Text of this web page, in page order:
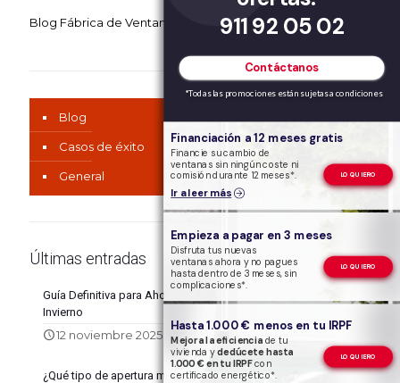
Blog Fábrica de Ventanas
Blog
Casos de éxito
General
Últimas entradas
Guía Definitiva para Ahorrar Energía este
Invierno
12 noviembre 2025
¿Qué tipo de apertura me conviene más:
911 92 05 02
Contáctanos
*Todas las promociones están sujetas a condiciones
Financiación a 12 meses gratis
Financie su cambio de
ventanas sin ningún coste ni
comisión durante 12 meses*.
Ir a leer más
LO QUIERO
Empieza a pagar en 3 meses
Disfruta tus nuevas
ventanas ahora y no pagues
hasta dentro de 3 meses, sin
complicaciones*.
LO QUIERO
Hasta 1.000 € menos en tu IRPF
Mejora la eficiencia de tu
vivienda ydedúcete hasta
1.000 € en tu IRPFcon
certificado energético*.
LO QUIERO